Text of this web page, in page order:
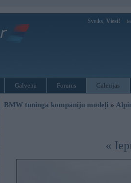
Sveiks, Viesi!
Galvenā Forums Galerijas
BMW tūninga kompāniju modeļi »
«